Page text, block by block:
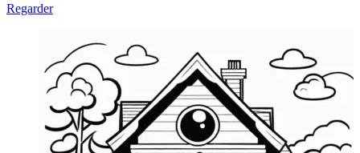
Regarder